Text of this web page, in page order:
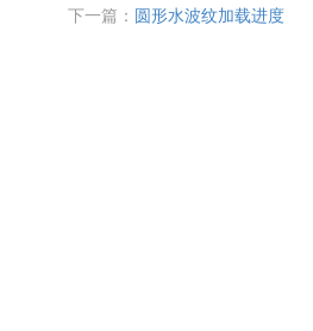
下一篇： 圆形水波纹加载进度